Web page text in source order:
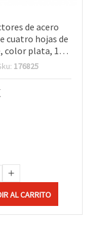
de acero
cuatro hojas de
color plata, 18,5
mm, agujero 1,5
DIY, collares
simbólica
176825
AL CARRITO